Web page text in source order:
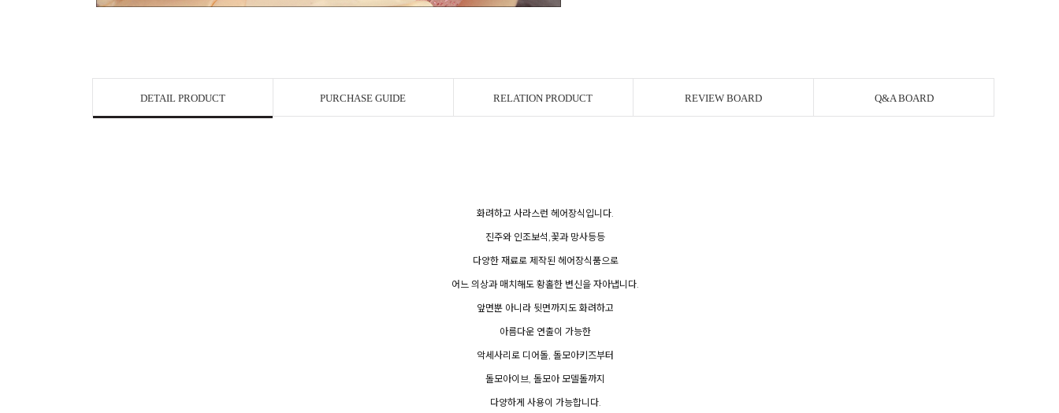
DETAIL PRODUCT PURCHASE GUIDE RELATION PRODUCT REVIEW BOARD Q&A BOARD
화려하고 사라스런 헤어장식입니다.
진주와 인조보석,꽃과 망사등등
다양한 재료로 제작된 헤어장식품으로
어느 의상과 매치해도 황홀한 변신을 자아냅니다.
앞면뿐 아니라 뒷면까지도 화려하고
아름다운 연출이 가능한
악세사리로 디어돌, 돌모아키즈부터
돌모아이브, 돌모아 모델돌까지
다양하게 사용이 가능합니다.